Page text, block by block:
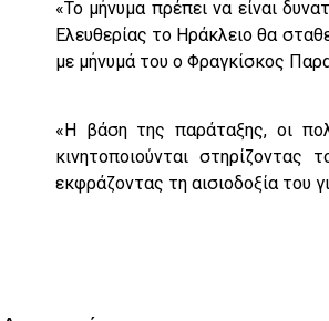
«Το μήνυμα πρέπει να είναι
Ελευθερίας το Ηράκλειο θα
με μήνυμά του ο Φραγκίσκος
«Η βάση της παράταξης, οι
κινητοποιούνται
εκφράζοντας τη αισιοδοξία του